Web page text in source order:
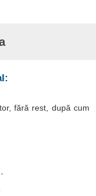
fără rest, după cum